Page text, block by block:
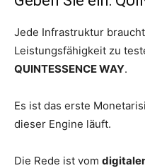
Jede Infrastruktur
Leistungsfähigkeit zu
QUINTESSENCE WAY.
Es ist das erste
dieser Engine läuft.
Die Rede ist vom